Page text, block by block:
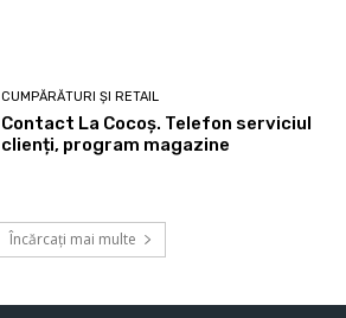
CUMPĂRĂTURI ȘI RETAIL
Contact La Cocoș. Telefon serviciul
clienți, program magazine
Încărcați mai multe